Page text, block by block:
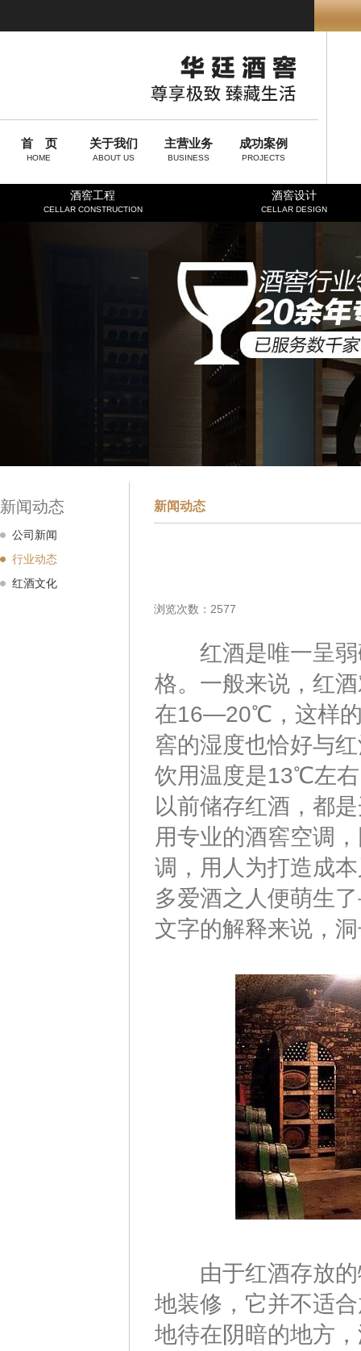
首 页
HOME
关于我们
ABOUT US
主营业务
BUSINESS
成功案例
PROJECTS
酒窖工程
CELLAR CONSTRUCTION
酒窖设计
CELLAR DESIGN
新闻动态
公司新闻
行业动态
红酒文化
新闻动态
浏览次数：2577
红酒是唯一呈弱
格。一般来说，红
在16—20℃，这样的
窖的湿度也恰好与
饮用温度是13℃左
以前储存红酒，都
用专业的酒窖空调
调，用人为打造成
多爱酒之人便萌生
文字的解释来说，
由于红酒存放的
地装修，它并不适
地待在阴暗的地方